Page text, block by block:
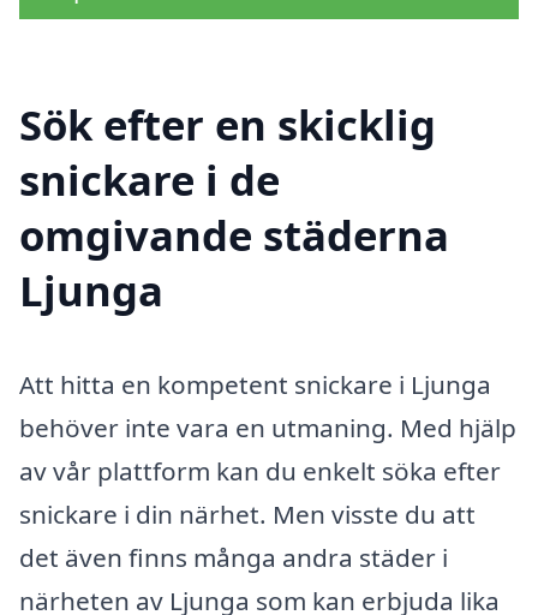
Sök efter en skicklig
snickare i de
omgivande städerna
Ljunga
Att hitta en kompetent snickare i Ljunga
behöver inte vara en utmaning. Med hjälp
av vår plattform kan du enkelt söka efter
snickare i din närhet. Men visste du att
det även finns många andra städer i
närheten av Ljunga som kan erbjuda lika